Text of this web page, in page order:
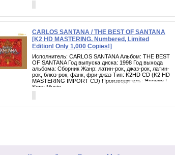
CARLOS SANTANA / THE BEST OF SANTANA
[K2 HD MASTERING, Numbered, Limited
Edition! Only 1,000 Copies!]
Исполнитель: CARLOS SANTANA Альбом: THE BEST
OF SANTANA Год выпуска диска: 1998 Год выхода
альбома: Сборник Жанр: латин-рок, джаз-рок, латин-
рок, блюз-рок, фанк, фри-джаз Тип: K2HD CD (K2 HD
MASTERING IMPORT CD) Производитель: Япония |
Sony Music